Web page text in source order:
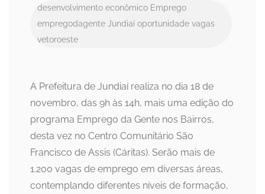
desenvolvimento econômico Emprego
empregodagente Jundiaí oportunidade vagas
vetoroeste
A Prefeitura de Jundiaí realiza no dia 18 de
novembro, das 9h às 14h, mais uma edição do
programa Emprego da Gente nos Bairros,
desta vez no Centro Comunitário São
Francisco de Assis (Cáritas). Serão mais de
1.200 vagas de emprego em diversas áreas,
contemplando diferentes níveis de formação,